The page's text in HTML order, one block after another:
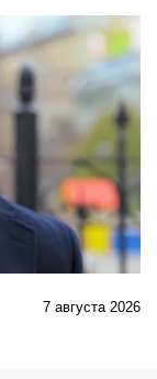
7 августа 2026